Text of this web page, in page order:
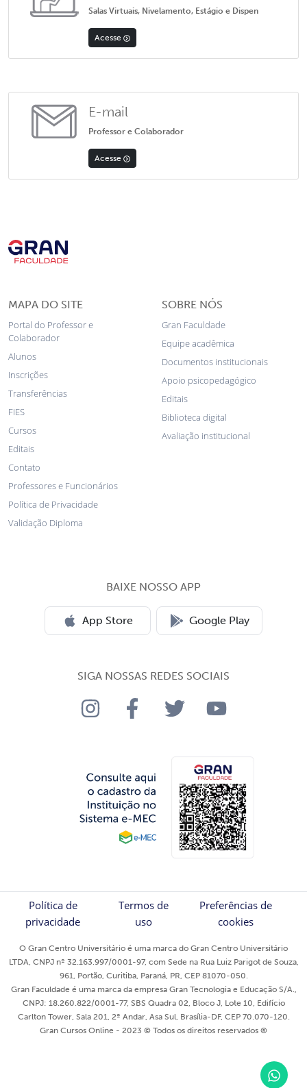
Salas Virtuais, Nivelamento, Estágio e Dispen
Acesse
E-mail
Professor e Colaborador
Acesse
MAPA DO SITE
Portal do Professor e
Colaborador
Alunos
Inscrições
Transferências
FIES
Cursos
Editais
Contato
Professores e Funcionários
Política de Privacidade
Validação Diploma
SOBRE NÓS
Gran Faculdade
Equipe acadêmica
Documentos institucionais
Apoio psicopedagógico
Editais
Biblioteca digital
Avaliação institucional
BAIXE NOSSO APP
App Store Google Play
SIGA NOSSAS REDES SOCIAIS
Política de
privacidade
Termos de
uso
Preferências de
cookies
O Gran Centro Universitário é uma marca do Gran Centro Universitário
LTDA, CNPJ nº 32.163.997/0001-97, com Sede na Rua Luiz Parigot de Souza,
961, Portão, Curitiba, Paraná, PR, CEP 81070-050.
Gran Faculdade é uma marca da empresa Gran Tecnologia e Educação S/A.,
CNPJ: 18.260.822/0001-77, SBS Quadra 02, Bloco J, Lote 10, Edifício
Carlton Tower, Sala 201, 2º Andar, Asa Sul, Brasília-DF, CEP 70.070-120.
Gran Cursos Online - 2023 © Todos os direitos reservados ®